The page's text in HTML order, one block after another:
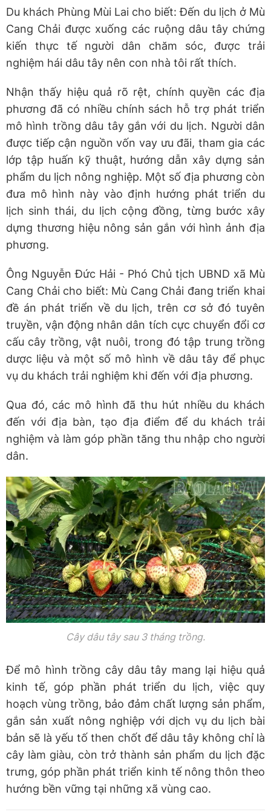
Du khách Phùng Mùi Lai cho biết: Đến du lịch ở Mù
Cang Chải được xuống các ruộng dâu tây chứng
kiến thực tế người dân chăm sóc, được trải
nghiệm hái dâu tây nên con nhà tôi rất thích.
Nhận thấy hiệu quả rõ rệt, chính quyền các địa
phương đã có nhiều chính sách hỗ trợ phát triển
mô hình trồng dâu tây gắn với du lịch. Người dân
được tiếp cận nguồn vốn vay ưu đãi, tham gia các
lớp tập huấn kỹ thuật, hướng dẫn xây dựng sản
phẩm du lịch nông nghiệp. Một số địa phương còn
đưa mô hình này vào định hướng phát triển du
lịch sinh thái, du lịch cộng đồng, từng bước xây
dựng thương hiệu nông sản gắn với hình ảnh địa
phương.
Ông Nguyễn Đức Hải - Phó Chủ tịch UBND xã Mù
Cang Chải cho biết: Mù Cang Chải đang triển khai
đề án phát triển về du lịch, trên cơ sở đó tuyên
truyền, vận động nhân dân tích cực chuyển đổi cơ
cấu cây trồng, vật nuôi, trong đó tập trung trồng
dược liệu và một số mô hình về dâu tây để phục
vụ du khách trải nghiệm khi đến với địa phương.
Qua đó, các mô hình đã thu hút nhiều du khách
đến với địa bàn, tạo địa điểm để du khách trải
nghiệm và làm góp phần tăng thu nhập cho người
dân.
Cây dâu tây sau 3 tháng trồng.
Để mô hình trồng cây dâu tây mang lại hiệu quả
kinh tế, góp phần phát triển du lịch, việc quy
hoạch vùng trồng, bảo đảm chất lượng sản phẩm,
gắn sản xuất nông nghiệp với dịch vụ du lịch bài
bản sẽ là yếu tố then chốt để dâu tây không chỉ là
cây làm giàu, còn trở thành sản phẩm du lịch đặc
trưng, góp phần phát triển kinh tế nông thôn theo
hướng bền vững tại những xã vùng cao.